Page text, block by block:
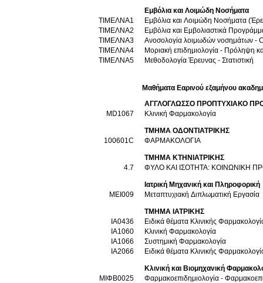
Εμβόλια και Λοιμώδη Νοσήματα
ΤΙΜΕΛΝΑ1
Εμβόλια και Λοιμώδη Νοσήματα
ΤΙΜΕΛΝΑ2
Εμβόλια και Εμβολιαστικά
ΤΙΜΕΛΝΑ3
Ανοσολογία λοιμωδών νοσημάτων -
ΤΙΜΕΛΝΑ4
Μοριακή επιδημιολογία - Πρόληψη
ΤΙΜΕΛΝΑ5
Μεθοδολογία Έρευνας - Στατιστική
Μαθήματα Εαρινού εξαμήνου
ΑΓΓΛΟΓΛΩΣΣΟ ΠΡΟΠΤΥΧΙΑΚΟ
MD1067
Κλινική Φαρμακολογία
ΤΜΗΜΑ ΟΔΟΝΤΙΑΤΡΙΚΗΣ
100601C
ΦΑΡΜΑΚΟΛΟΓΙΑ
ΤΜΗΜΑ ΚΤΗΝΙΑΤΡΙΚΗΣ
4.7
ΦΥΛΟ ΚΑΙ ΙΣΟΤΗΤΑ: ΚΟΙΝΩΝΙΚΗ
Ιατρική Μηχανική και Πληροφορική
MEI009
Μεταπτυχιακή Διπλωματική Εργασία
ΤΜΗΜΑ ΙΑΤΡΙΚΗΣ
ΙΑ0436
Ειδικά θέματα Κλινικής
ΙΑ1060
Κλινική Φαρμακολογία
ΙΑ1066
Συστημική Φαρμακολογία
ΙΑ2066
Ειδικά θέματα Κλινικής
Κλινική και Βιομηχανική
ΜΙΦΒ0025
Φαρμακοεπιδημιολογία -